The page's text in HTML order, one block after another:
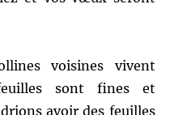
voisines vivent
sont fines et
avoir des feuilles